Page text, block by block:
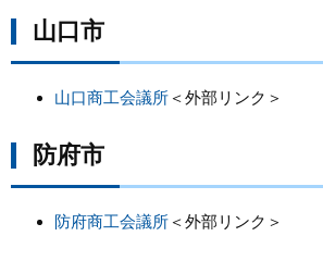
山口市
山口商工会議所 ＜外部リンク＞
防府市
防府商工会議所 ＜外部リンク＞